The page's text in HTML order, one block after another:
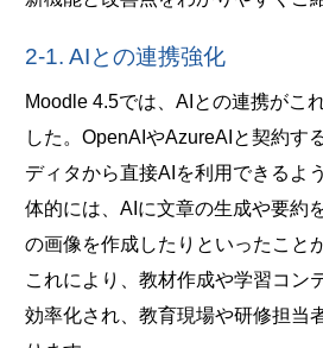
2-1. AIとの連携強化
Moodle 4.5では、AIとの連携がこ
した。OpenAIやAzureAIと契約す
ディタから直接AIを利用できるよ
体的には、AIに文章の生成や要約
の画像を作成したりといったこと
これにより、教材作成や学習コン
効率化され、教育現場や研修担当